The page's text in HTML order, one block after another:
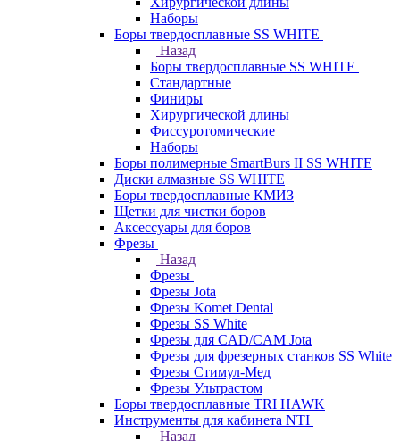
Наборы
Боры твердосплавные SS WHITE
Назад
Боры твердосплавные SS WHITE
Стандартные
Финиры
Хирургической длины
Фиссуротомические
Наборы
Боры полимерные SmartBurs II SS WHITE
Диски алмазные SS WHITE
Боры твердосплавные КМИЗ
Щетки для чистки боров
Аксессуары для боров
Фрезы
Назад
Фрезы
Фрезы Jota
Фрезы Komet Dental
Фрезы SS White
Фрезы для CAD/CAM Jota
Фрезы для фрезерных станков SS White
Фрезы Стимул-Мед
Фрезы Ультрастом
Боры твердосплавные TRI HAWK
Инструменты для кабинета NTI
Назад